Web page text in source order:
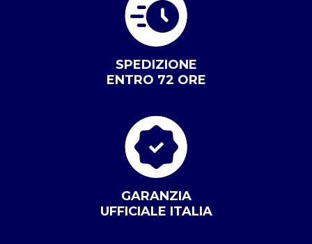
SPEDIZIONE
ENTRO 72 ORE
GARANZIA
UFFICIALE ITALIA